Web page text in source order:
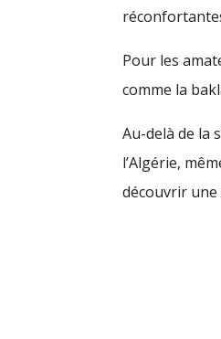
Pour les
comme la
Au-delà de la
l’Algérie,
découvrir une